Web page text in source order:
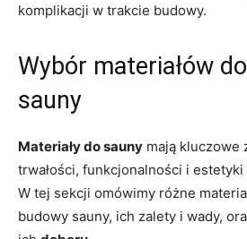
komplikacji w trakcie budowy.
Wybór materiałów
sauny
Materiały do sauny mają kluczowe
trwałości, funkcjonalności i
W tej sekcji omówimy różne
budowy sauny, ich zalety i wady,